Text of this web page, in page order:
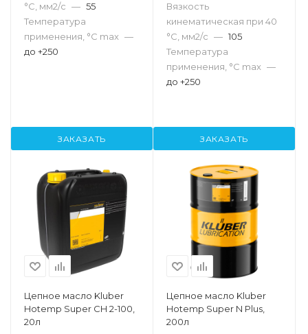
°С, мм2/с — 55
Температура
применения, °С max —
до +250
ЗАКАЗАТЬ
Вязкость
кинематическая при 40
°С, мм2/с — 105
Температура
применения, °С max —
до +250
ЗАКАЗАТЬ
Цепное масло Kluber
Hotemp Super CH 2-100,
20л
Цепное масло Kluber
Hotemp Super N Plus,
200л